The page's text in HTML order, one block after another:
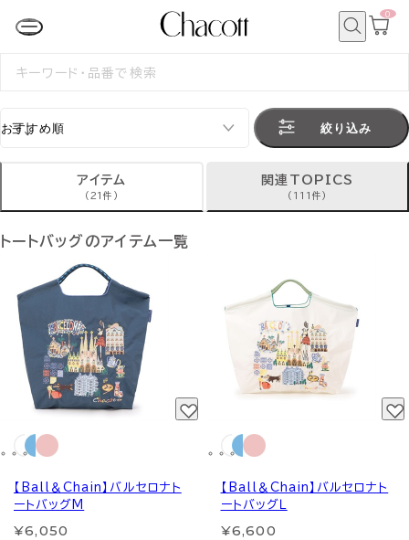
カ
0
検
絞り込み
アイテム
(21件)
関連TOPICS
(111件)
トートバッグのアイテム一覧
【Ball＆Chain】バルセロナト
ートバッグM
¥6,050
【Ball＆Chain】バルセロナト
ートバッグＬ
¥6,600